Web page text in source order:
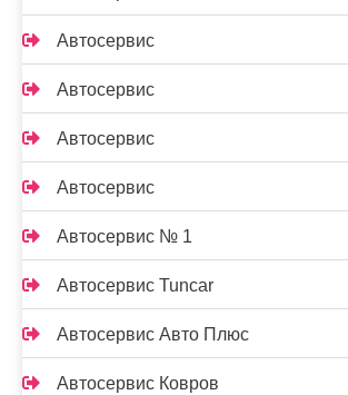
Автосервис
Автосервис
Автосервис
Автосервис
Автосервис № 1
Автосервис Tuncar
Автосервис Авто Плюс
Автосервис Ковров